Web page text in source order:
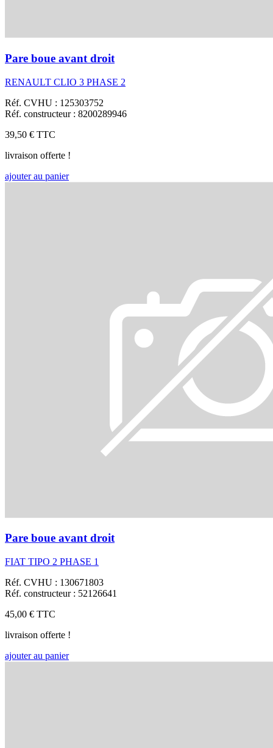
Pare boue avant droit
RENAULT CLIO 3 PHASE 2
Réf. CVHU : 125303752
Réf. constructeur : 8200289946
39,50 € TTC
livraison offerte !
ajouter au panier
Pare boue avant droit
FIAT TIPO 2 PHASE 1
Réf. CVHU : 130671803
Réf. constructeur : 52126641
45,00 € TTC
livraison offerte !
ajouter au panier